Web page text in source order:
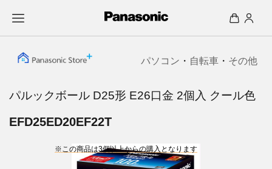
パソコン ・ 自転車 ・ その他
パルックボール D25形 E26口金 2個入 クール色
EFD25ED20EF22T